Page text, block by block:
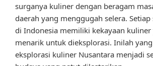
surganya kuliner dengan beragam
daerah yang menggugah selera.
di Indonesia memiliki kekayaan kuliner
menarik untuk dieksplorasi. Inilah
eksplorasi kuliner Nusantara menjadi